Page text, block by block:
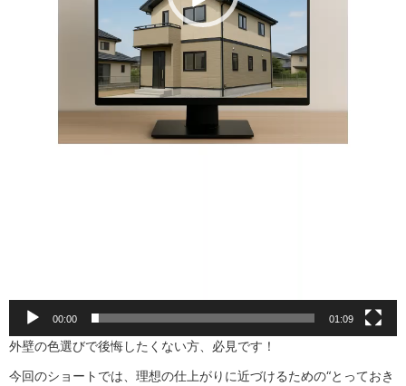
00:00 01:09
外壁の色選びで後悔したくない方、必見です！
今回のショートでは、理想の仕上がりに近づけるための“とっておき